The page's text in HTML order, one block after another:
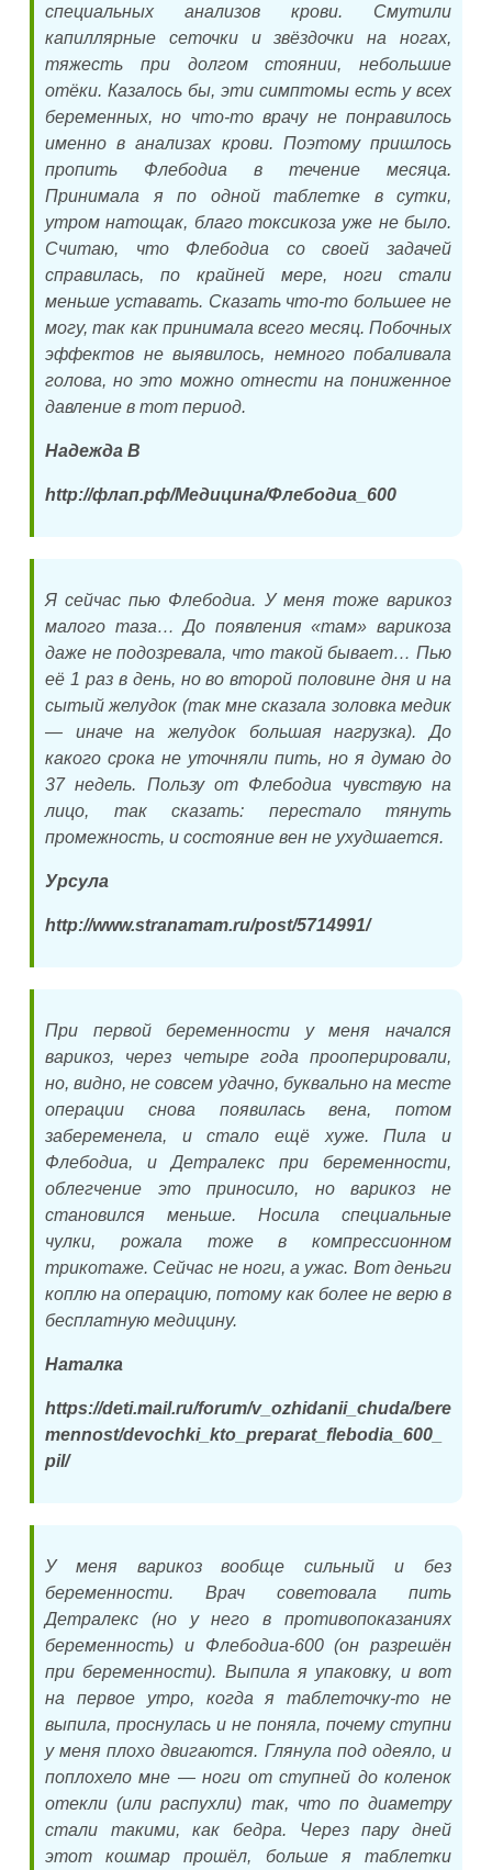
специальных анализов крови. Смутили
капиллярные сеточки и звёздочки на ногах,
тяжесть при долгом стоянии, небольшие
отёки. Казалось бы, эти симптомы есть у всех
беременных, но что-то врачу не понравилось
именно в анализах крови. Поэтому пришлось
пропить Флебодиа в течение месяца.
Принимала я по одной таблетке в сутки,
утром натощак, благо токсикоза уже не было.
Считаю, что Флебодиа со своей задачей
справилась, по крайней мере, ноги стали
меньше уставать. Сказать что-то большее не
могу, так как принимала всего месяц. Побочных
эффектов не выявилось, немного побаливала
голова, но это можно отнести на пониженное
давление в тот период.
Надежда В
http://флап.рф/Медицина/Флебодиа_600
Я сейчас пью Флебодиа. У меня тоже варикоз
малого таза… До появления «там» варикоза
даже не подозревала, что такой бывает… Пью
её 1 раз в день, но во второй половине дня и на
сытый желудок (так мне сказала золовка медик
— иначе на желудок большая нагрузка). До
какого срока не уточняли пить, но я думаю до
37 недель. Пользу от Флебодиа чувствую на
лицо, так сказать: перестало тянуть
промежность, и состояние вен не ухудшается.
Урсула
http://www.stranamam.ru/post/5714991/
При первой беременности у меня начался
варикоз, через четыре года прооперировали,
но, видно, не совсем удачно, буквально на месте
операции снова появилась вена, потом
забеременела, и стало ещё хуже. Пила и
Флебодиа, и Детралекс при беременности,
облегчение это приносило, но варикоз не
становился меньше. Носила специальные
чулки, рожала тоже в компрессионном
трикотаже. Сейчас не ноги, а ужас. Вот деньги
коплю на операцию, потому как более не верю в
бесплатную медицину.
Наталка
https://deti.mail.ru/forum/v_ozhidanii_chuda/bere
mennost/devochki_kto_preparat_flebodia_600_
pil/
У меня варикоз вообще сильный и без
беременности. Врач советовала пить
Детралекс (но у него в противопоказаниях
беременность) и Флебодиа-600 (он разрешён
при беременности). Выпила я упаковку, и вот
на первое утро, когда я таблеточку-то не
выпила, проснулась и не поняла, почему ступни
у меня плохо двигаются. Глянула под одеяло, и
поплохело мне — ноги от ступней до коленок
отекли (или распухли) так, что по диаметру
стали такими, как бедра. Через пару дней
этот кошмар прошёл, больше я таблетки